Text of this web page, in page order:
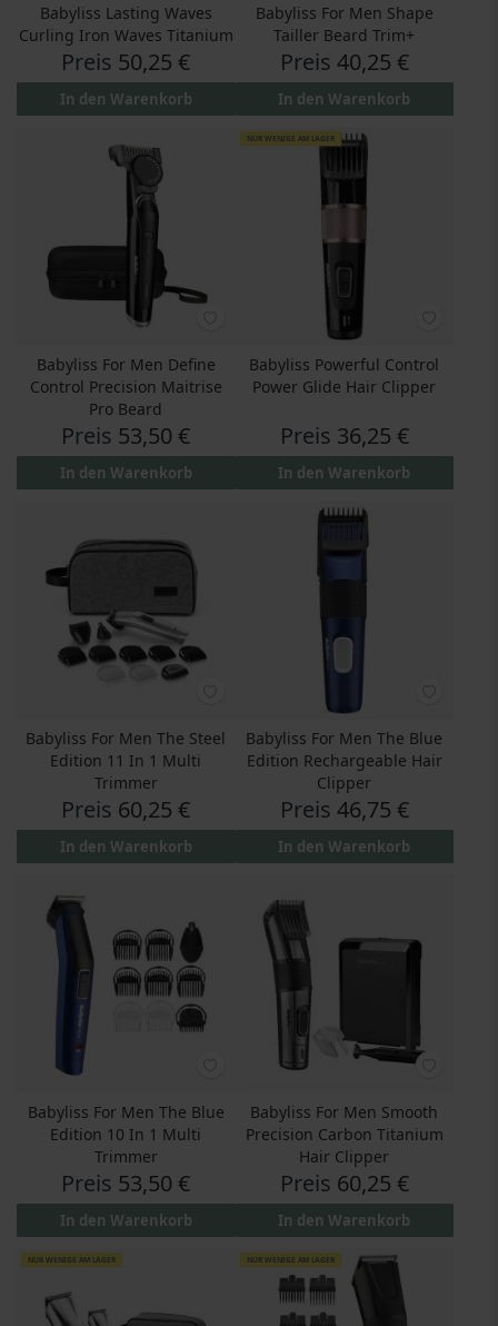
Babyliss Lasting Waves
Curling Iron Waves Titanium
Preis 50,25 €
In den Warenkorb
Babyliss For Men Shape
Tailler Beard Trim+
Preis 40,25 €
In den Warenkorb
Babyliss For Men Define
Control Precision Maitrise
Pro Beard
Preis 53,50 €
In den Warenkorb
NUR WENIGE AM LAGER
Babyliss Powerful Control
Power Glide Hair Clipper
Preis 36,25 €
In den Warenkorb
Babyliss For Men The Steel
Edition 11 In 1 Multi
Trimmer
Preis 60,25 €
In den Warenkorb
Babyliss For Men The Blue
Edition Rechargeable Hair
Clipper
Preis 46,75 €
In den Warenkorb
Babyliss For Men The Blue
Edition 10 In 1 Multi
Trimmer
Preis 53,50 €
In den Warenkorb
Babyliss For Men Smooth
Precision Carbon Titanium
Hair Clipper
Preis 60,25 €
In den Warenkorb
NUR WENIGE AM LAGER NUR WENIGE AM LAGER